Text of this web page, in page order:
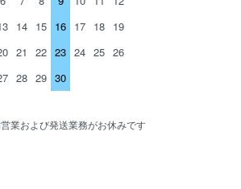
14 15 16 17 18 19
21 22 23 24 25 26
28 29 30
業および発送業務がお休みです